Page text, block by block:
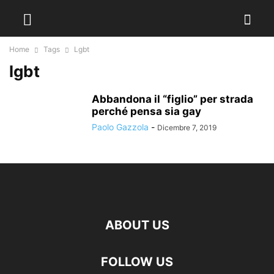
Home Tags Lgbt
lgbt
Abbandona il “figlio” per strada
perché pensa sia gay
Paolo Gazzola - Dicembre 7, 2019
ABOUT US
FOLLOW US